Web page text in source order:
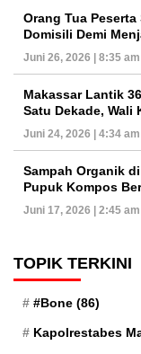
Orang Tua
Domisili Demi
Juni 26, 2026 | 8:35 am
Makassar Lantik
Satu Dekade, Wali
Juni 24, 2026 | 4:34 am
Sampah Organik
Pupuk Kompos
Juni 17, 2026 | 2:45 am
TOPIK TERKINI
#Bone (86)
Kapolrestabes